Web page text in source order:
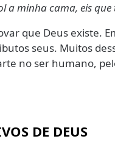
a minha cama, eis
que Deus existe.
seus. Muitos
no ser humano,
DE DEUS